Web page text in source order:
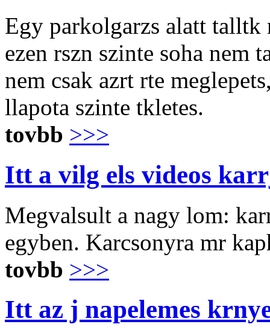
Egy parkolgarzs alatt talltk
ezen rszn szinte soha nem
nem csak azrt rte
llapota szinte tkletes.
tovbb >>>
Itt a vilg els videos
Megvalsult a nagy lom:
egyben. Karcsonyra mr
tovbb >>>
Itt az j napelemes